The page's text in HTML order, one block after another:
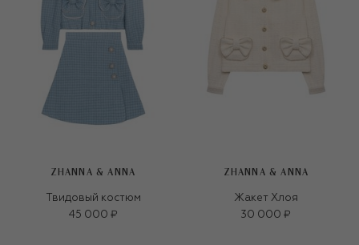
ZHANNA & ANNA
Твидовый костюм
45 000 ₽
ZHANNA & ANNA
Жакет Хлоя
30 000 ₽